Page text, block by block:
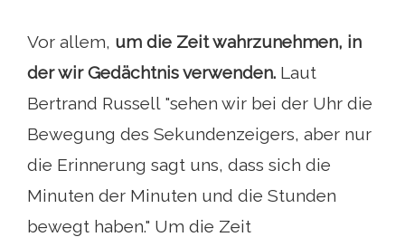
Vor allem, um die Zeit wahrzunehmen, in
der wir Gedächtnis verwenden. Laut
Bertrand Russell "sehen wir bei der Uhr die
Bewegung des Sekundenzeigers, aber nur
die Erinnerung sagt uns, dass sich die
Minuten der Minuten und die Stunden
bewegt haben." Um die Zeit